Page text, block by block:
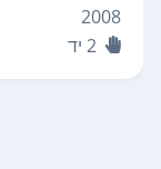
2008
2 יד